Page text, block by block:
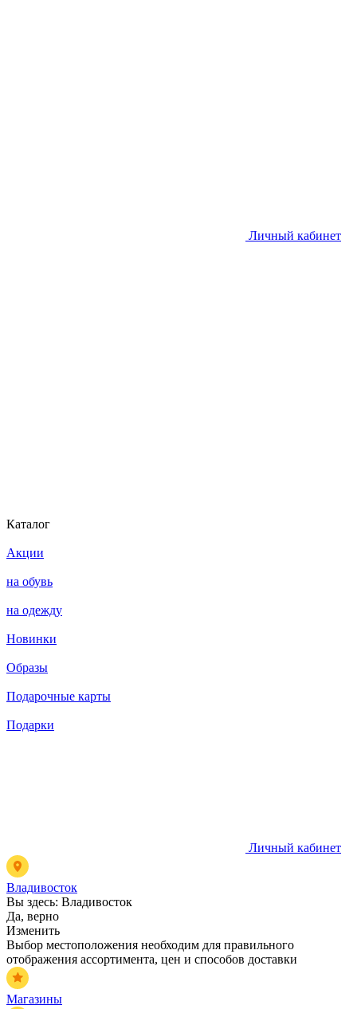
Личный кабинет
Каталог
Акции
на обувь
на одежду
Новинки
Образы
Подарочные карты
Подарки
Личный кабинет
Владивосток
Вы здесь: Владивосток
Да, верно
Изменить
Выбор местоположения необходим для правильного
отображения ассортимента, цен и способов доставки
Магазины